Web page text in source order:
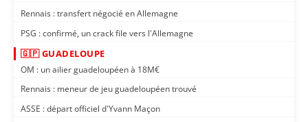
Rennais : transfert négocié en Allemagne
PSG : confirmé, un crack file vers l'Allemagne
🇬🇵 GUADELOUPE
OM : un ailier guadeloupéen à 18M€
Rennais : meneur de jeu guadeloupéen trouvé
ASSE : départ officiel d'Yvann Maçon